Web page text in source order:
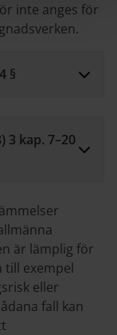
inte anges för
§
3 kap. 7–20
är lämplig för
till exempel
eller
fall kan